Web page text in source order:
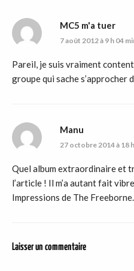
MC5 m'a tuer
7 août 2012 à 9 h 04
Pareil, je suis vraiment
groupe qui sache s’approcher
Manu
27 octobre 2014 à 18
Quel album extraordinaire et
l’article ! Il m’a autant fait
Impressions de The Freeborne.
Laisser un commentaire